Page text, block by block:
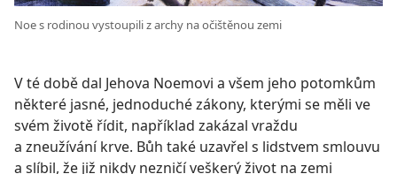
Noe s rodinou vystoupili z archy na očištěnou zemi
V té době dal Jehova Noemovi a všem jeho potomkům
některé jasné, jednoduché zákony, kterými se měli ve
svém životě řídit, například zakázal vraždu
a zneužívání krve. Bůh také uzavřel s lidstvem smlouvu
a slíbil, že již nikdy nezničí veškerý život na zemi